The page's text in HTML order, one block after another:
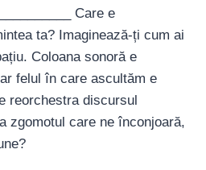
Care e
ta? Imaginează-ți cum ai
Coloana sonoră e
felul în care ascultăm e
reorchestra discursul
zgomotul care ne înconjoară,